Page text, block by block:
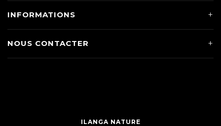
INFORMATIONS
NOUS CONTACTER
ILANGA NATURE